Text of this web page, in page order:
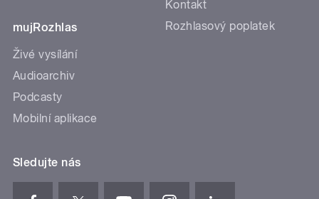
mujRozhlas
Živé vysílání
Audioarchiv
Podcasty
Mobilní aplikace
Kontakt
Rozhlasový poplatek
Sledujte nás